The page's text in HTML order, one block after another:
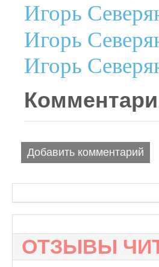
Игорь
Игорь
Игорь
Добавить комментарий
ОТЗЫВЫ